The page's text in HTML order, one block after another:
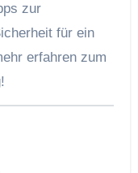
zur
für ein
erfahren zum